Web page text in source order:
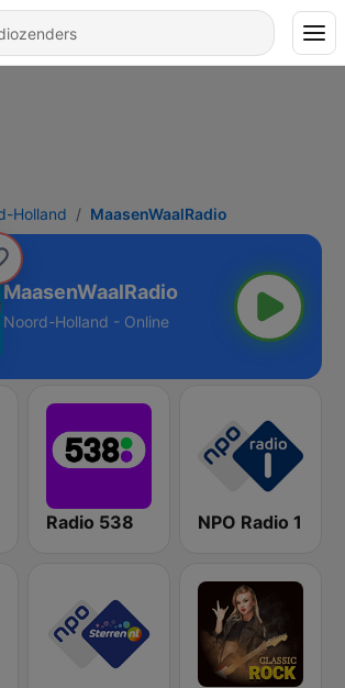
Holland MaasenWaalRadio
MaasenWaalRadio
Noord-Holland - Online
Radio 538 NPO Radio 1